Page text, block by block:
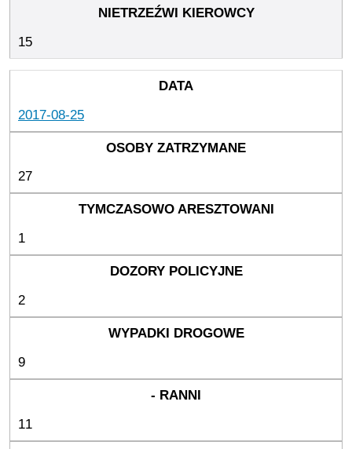
15
2017-08-25
27
1
2
9
11